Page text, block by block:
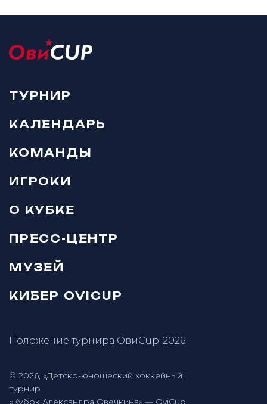
ТУРНИР
КАЛЕНДАРЬ
КОМАНДЫ
ИГРОКИ
О КУБКЕ
ПРЕСС-ЦЕНТР
МУЗЕЙ
КИБЕР OVICUP
Положение турнира ОвиCup-2026
© 2026, «Детско-юношеский хоккейный
турнир
«Кубок Александра Овечкина» — OviCup